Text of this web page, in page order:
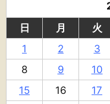
日
月 火
1
2 3
8
9 10
15
16 17